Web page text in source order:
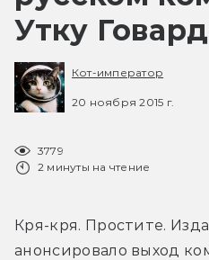
Утку
Кот-император
20 ноября 2015 г.
3779
2 минуты на чтение
Кря-кря. Простите.
анонсировало выход